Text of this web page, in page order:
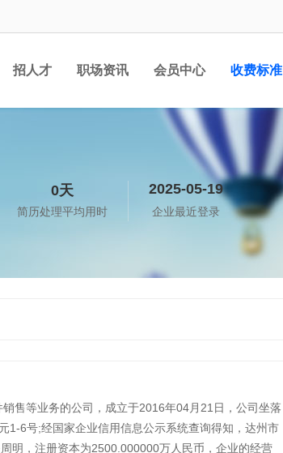
招人才 职场资讯 会员中心 收费标准
0天
简历处理平均用时
2025-05-19
企业最近登录
售等业务的公司，成立于2016年04月21日，公司坐落
1-6号;经国家企业信用信息公示系统查询得知，达州市
明，注册资本为2500.000000万人民币，企业的经营